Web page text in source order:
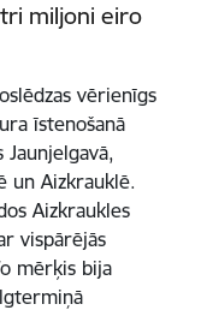
miljoni eiro
vērienīgs
īstenošanā
un Aizkrauklē.
Aizkraukles
vispārējās
mērķis bija